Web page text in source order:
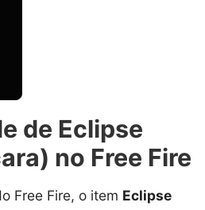
de Eclipse
no Free Fire
Free Fire, o item Eclipse